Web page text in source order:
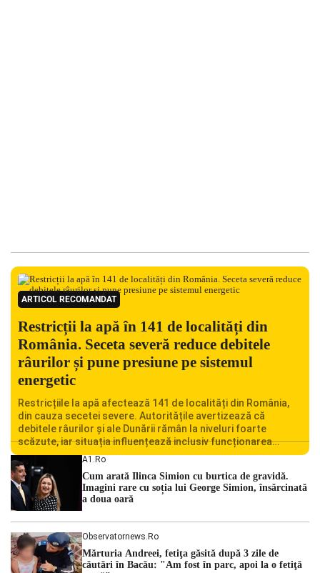
ARTICOL RECOMANDAT
Restricții la apă în 141 de localități din
România. Seceta severă reduce debitele
râurilor și pune presiune pe sistemul
energetic
Restricțiile la apă afectează 141 de localități din România,
din cauza secetei severe. Autoritățile avertizează că
debitele râurilor și ale Dunării rămân la niveluri foarte
scăzute, iar situația influențează inclusiv funcționarea
Centralei Nucleare de la Cernavodă. România se confruntă
cu una dintre cele mai dificile perioade din punct de vedere
hidrologic din ultimii ani. Lipsa […]
A1.ro
Cum arată Ilinca Simion cu burtica de gravidă.
Imagini rare cu soția lui George Simion, însărcinată
a doua oară
Observatornews.ro
Mărturia Andreei, fetiţa găsită după 3 zile de
căutări în Bacău: "Am fost în parc, apoi la o fetiţă